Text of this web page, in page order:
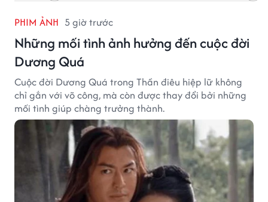
PHIM ẢNH 5 giờ trước
Những mối tình ảnh hưởng đến cuộc đời
Dương Quá
Cuộc đời Dương Quá trong Thần điêu hiệp lữ không
chỉ gắn với võ công, mà còn được thay đổi bởi những
mối tình giúp chàng trưởng thành.